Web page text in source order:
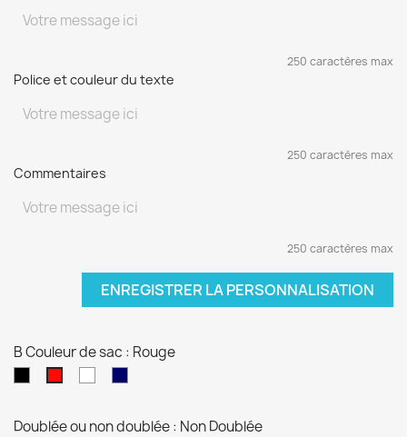
250 caractères max
Police et couleur du texte
250 caractères max
Commentaires
250 caractères max
ENREGISTRER LA PERSONNALISATION
B Couleur de sac : Rouge
Doublée ou non doublée : Non Doublée